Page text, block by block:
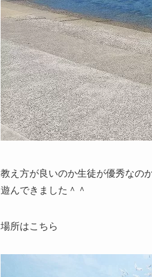
教え方が良いのか生徒が優秀なの
遊んできました＾＾
場所はこちら